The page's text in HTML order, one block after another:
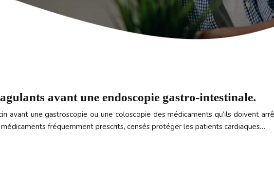
avant une endoscopie gastro-intestinale.
avant une gastroscopie ou une coloscopie des médicaments qu’ils doivent
fréquemment prescrits, censés protéger les patients cardiaques…